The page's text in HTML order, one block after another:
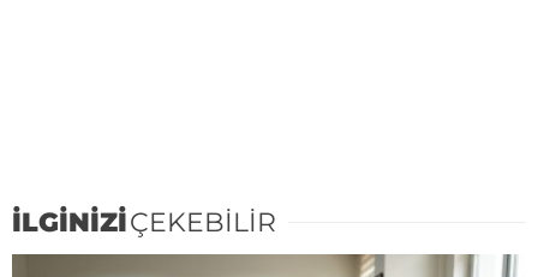
İLGİNİZİÇEKEBİLİR